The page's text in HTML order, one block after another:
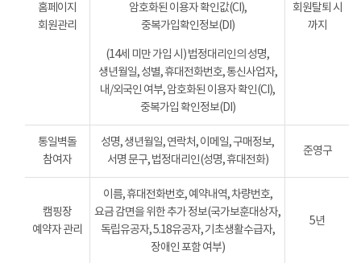
홈페이지
회원관리
암호화된 이용자 확인값(CI),
중복가입확인정보(DI)
(14세 미만 가입 시) 법정대리인의 성명,
생년월일, 성별, 휴대전화번호, 통신사업자,
내/외국인 여부, 암호화된 이용자 확인(CI),
중복가입 확인정보(DI)
회원탈퇴 시
까지
통일벽돌
참여자
성명, 생년월일, 연락처, 이메일, 구매정보,
서명 문구, 법정대리인(성명, 휴대전화)
준영구
캠핑장
예약자 관리
이름, 휴대전화번호, 예약내역, 차량번호,
요금 감면을 위한 추가 정보(국가보훈대상자,
독립유공자, 5.18유공자, 기초생활수급자,
장애인 포함 여부)
5년